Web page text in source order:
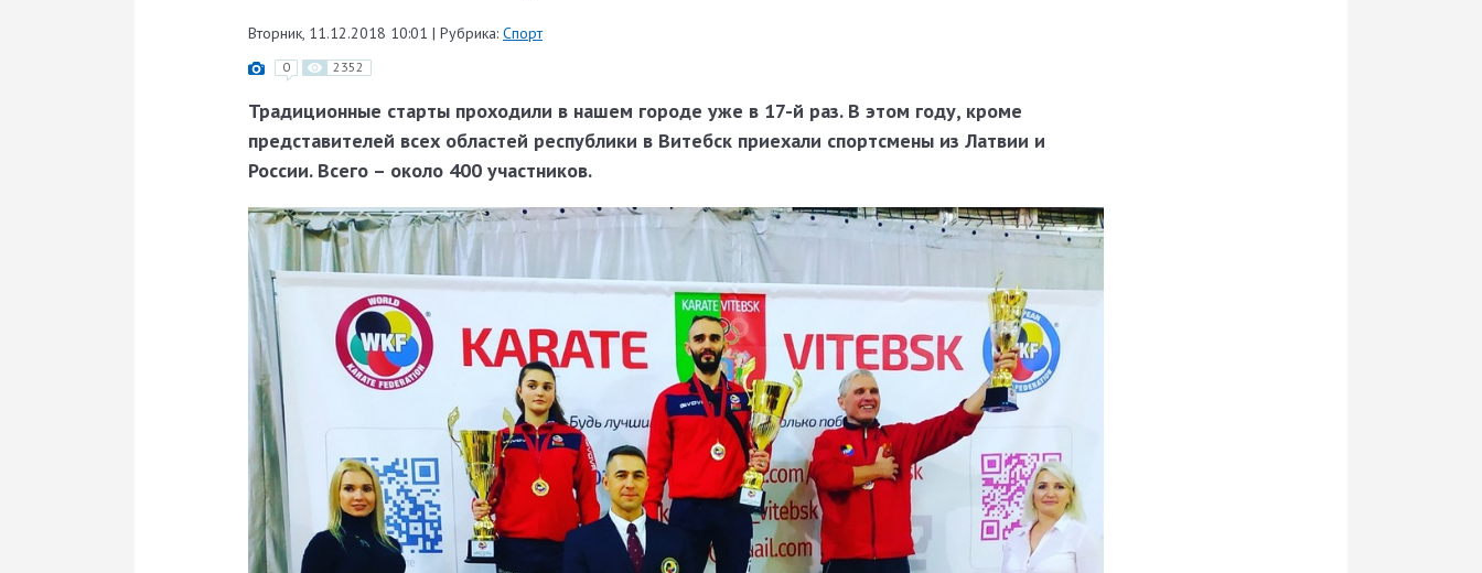
Вторник, 11.12.2018 10:01 | Рубрика: Спорт
0 2352
Традиционные старты проходили в нашем городе уже в 17-й раз. В этом году, кроме
представителей всех областей республики в Витебск приехали спортсмены из Латвии и
России. Всего – около 400 участников.